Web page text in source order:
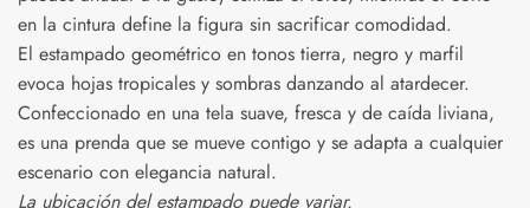
en la cintura define la figura sin sacrificar comodidad.
El estampado geométrico en tonos tierra, negro y marfil
evoca hojas tropicales y sombras danzando al atardecer.
Confeccionado en una tela suave, fresca y de caída liviana,
es una prenda que se mueve contigo y se adapta a cualquier
escenario con elegancia natural.
La ubicación del estampado puede variar.